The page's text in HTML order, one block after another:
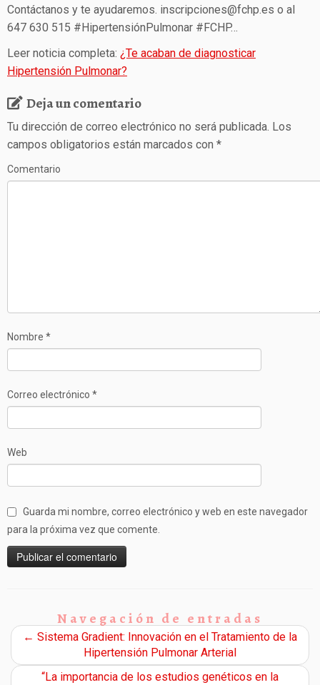
Contáctanos y te ayudaremos. inscripciones@fchp.es o al
647 630 515 #HipertensiónPulmonar #FCHP…
Leer noticia completa: ¿Te acaban de diagnosticar
Hipertensión Pulmonar?
Deja un comentario
Tu dirección de correo electrónico no será publicada. Los
campos obligatorios están marcados con *
Comentario
Nombre *
Correo electrónico *
Web
Guarda mi nombre, correo electrónico y web en este navegador
para la próxima vez que comente.
Navegación de entradas
← Sistema Gradient: Innovación en el Tratamiento de la
Hipertensión Pulmonar Arterial
“La importancia de los estudios genéticos en la